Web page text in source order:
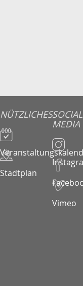
NÜTZLICHES
Stadtplan
SOCIAL
MEDIA
Vimeo